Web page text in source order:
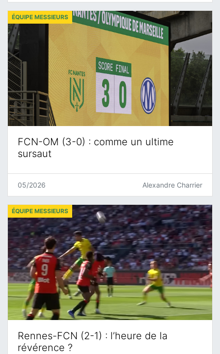
FCN-OM (3-0) : comme un ultime
sursaut
ÉQUIPE MESSIEURS
05/2026 Alexandre Charrier
Rennes-FCN (2-1) : l’heure de la
révérence ?
ÉQUIPE MESSIEURS